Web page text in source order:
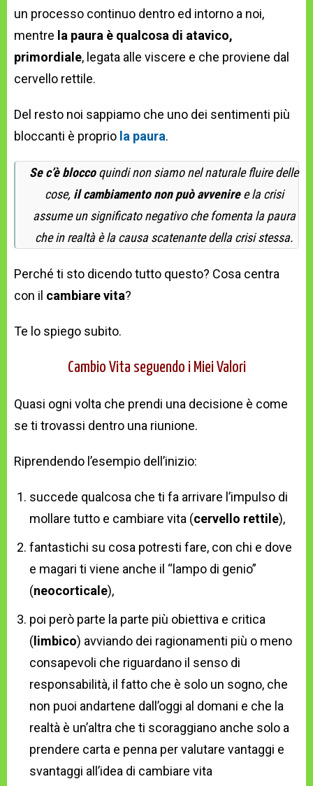
un processo continuo dentro ed intorno a noi,
mentre la paura è qualcosa di atavico,
primordiale, legata alle viscere e che proviene dal
cervello rettile.
Del resto noi sappiamo che uno dei sentimenti più
bloccanti è proprio la paura.
Se c’è bloccoquindi non siamo nel naturale fluire delle
cose, il cambiamento non può avveniree la crisi
assume un significato negativo che fomenta la paura
che in realtà è la causa scatenante della crisi stessa.
Perché ti sto dicendo tutto questo? Cosa centra
con il cambiare vita?
Te lo spiego subito.
Cambio Vita seguendo i Miei Valori
Quasi ogni volta che prendi una decisione è come
se ti trovassi dentro una riunione.
Riprendendo l’esempio dell’inizio:
succede qualcosa che ti fa arrivare l’impulso di
mollare tutto e cambiare vita (cervello rettile),
fantastichi su cosa potresti fare, con chi e dove
e magari ti viene anche il “lampo di genio”
(neocorticale),
poi però parte la parte più obiettiva e critica
( limbico) avviando dei ragionamenti più o meno
consapevoli che riguardano il senso di
responsabilità, il fatto che è solo un sogno, che
non puoi andartene dall’oggi al domani e che la
realtà è un’altra che ti scoraggiano anche solo a
prendere carta e penna per valutare vantaggi e
svantaggi all’idea di cambiare vita